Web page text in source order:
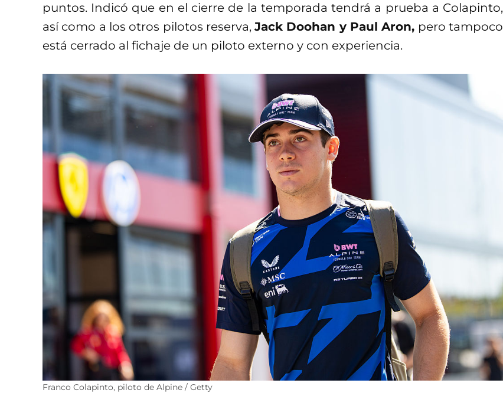
puntos. Indicó que en el cierre de la temporada tendrá a prueba a Colapinto,
así como a los otros pilotos reserva,Jack Doohan y Paul Aron, pero tampoco
está cerrado al fichaje de un piloto externo y con experiencia.
Franco Colapinto, piloto de Alpine / Getty